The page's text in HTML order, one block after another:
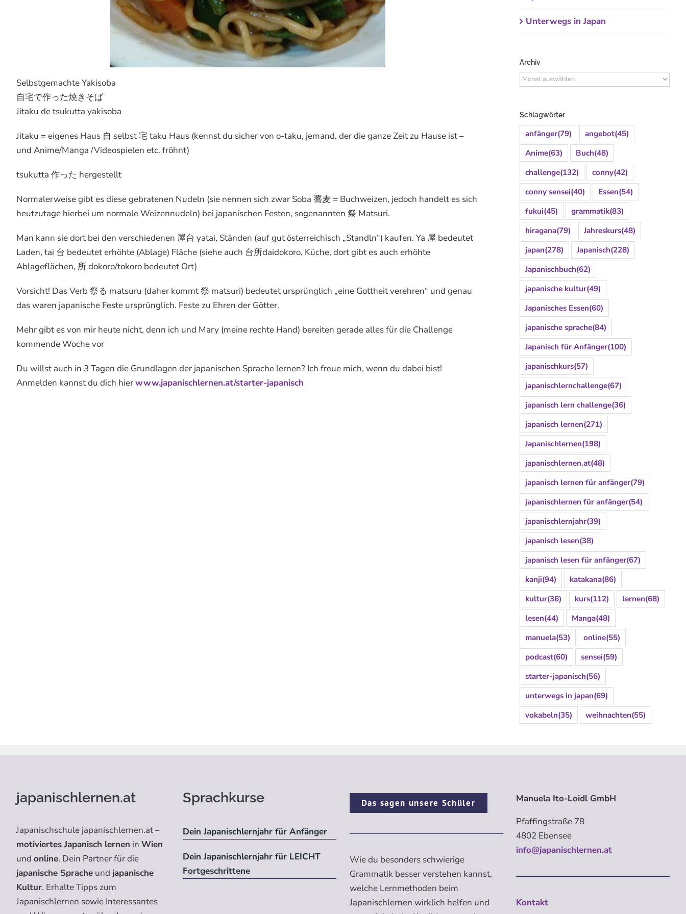
Selbstgemachte Yakisoba
自宅で作った焼きそば
Jitaku de tsukutta yakisoba
Jitaku = eigenes Haus 自 selbst 宅 taku Haus (kennst du sicher von o-taku, jemand, der die ganze Zeit zu Hause ist –
und Anime/Manga /Videospielen etc. fröhnt)
tsukutta 作った hergestellt
Normalerweise gibt es diese gebratenen Nudeln (sie nennen sich zwar Soba 蕎麦 = Buchweizen, jedoch handelt es sich
heutzutage hierbei um normale Weizennudeln) bei japanischen Festen, sogenannten 祭 Matsuri.
Man kann sie dort bei den verschiedenen 屋台 yatai, Ständen (auf gut österreichisch „Standln“) kaufen. Ya 屋 bedeutet
Laden, tai 台 bedeutet erhöhte (Ablage) Fläche (siehe auch 台所daidokoro, Küche, dort gibt es auch erhöhte
Ablageflächen, 所 dokoro/tokoro bedeutet Ort)
Vorsicht! Das Verb 祭る matsuru (daher kommt 祭 matsuri) bedeutet ursprünglich „eine Gottheit verehren“ und genau
das waren japanische Feste ursprünglich. Feste zu Ehren der Götter.
Mehr gibt es von mir heute nicht, denn ich und Mary (meine rechte Hand) bereiten gerade alles für die Challenge
kommende Woche vor
Du willst auch in 3 Tagen die Grundlagen der japanischen Sprache lernen? Ich freue mich, wenn du dabei bist!
Anmelden kannst du dich hierwww.japanischlernen.at/starter-japanisch
Unterwegs in Japan
Archiv
Archiv
Schlagwörter
anfänger(79) angebot(45)
Anime(63) Buch(48)
challenge(132) conny(42)
conny sensei(40) Essen(54)
fukui(45) grammatik(83)
hiragana(79) Jahreskurs(48)
japan(278) Japanisch(228)
Japanischbuch(62)
japanische kultur(49)
Japanisches Essen(60)
japanische sprache(84)
Japanisch für Anfänger(100)
japanischkurs(57)
japanischlernchallenge(67)
japanisch lern challenge(36)
japanisch lernen(271)
Japanischlernen(198)
japanischlernen.at(48)
japanisch lernen für anfänger(79)
japanischlernen für anfänger(54)
japanischlernjahr(39)
japanisch lesen(38)
japanisch lesen für anfänger(67)
kanji(94) katakana(86)
kultur(36) kurs(112) lernen(68)
lesen(44) Manga(48)
manuela(53) online(55)
podcast(60) sensei(59)
starter-japanisch(56)
unterwegs in japan(69)
vokabeln(35) weihnachten(55)
japanischlernen.at
Japanischschule japanischlernen.at –
motiviertes Japanisch lernen in Wien
und online. Dein Partner für die
japanische Spracheund japanische
Kultur. Erhalte Tipps zum
Japanischlernen sowie Interessantes
Sprachkurse
Dein Japanischlernjahr für Anfänger
Dein Japanischlernjahr für LEICHT
Fortgeschrittene
Das sagen unsere Schüler
Wie du besonders schwierige
Grammatik besser verstehen kannst,
welche Lernmethoden beim
Japanischlernen wirklich helfen und
Manuela Ito-Loidl GmbH
Pfaffingstraße 78
4802 Ebensee
info@japanischlernen.at
Kontakt